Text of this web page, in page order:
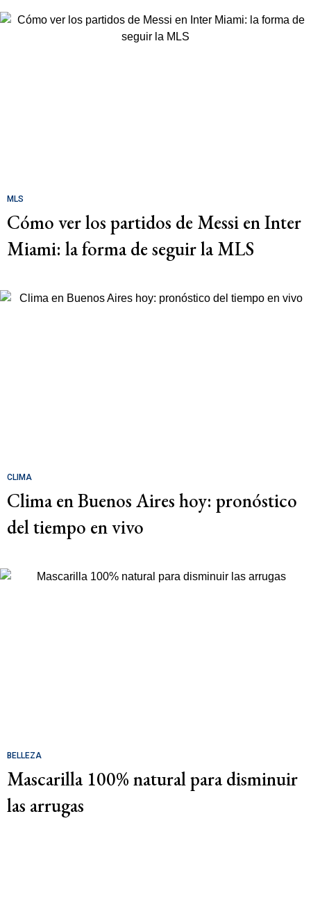
MLS
Cómo ver los partidos de Messi en Inter
Miami: la forma de seguir la MLS
CLIMA
Clima en Buenos Aires hoy: pronóstico
del tiempo en vivo
BELLEZA
Mascarilla 100% natural para disminuir
las arrugas